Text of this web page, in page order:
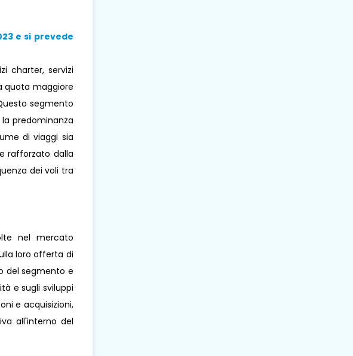
e si prevede
charter, servizi
quota maggiore
segmento
predominanza
di viaggi sia
rafforzato dalla
dei voli tra
nel mercato
loro offerta di
del segmento e
e sugli sviluppi
e acquisizioni,
all'interno del